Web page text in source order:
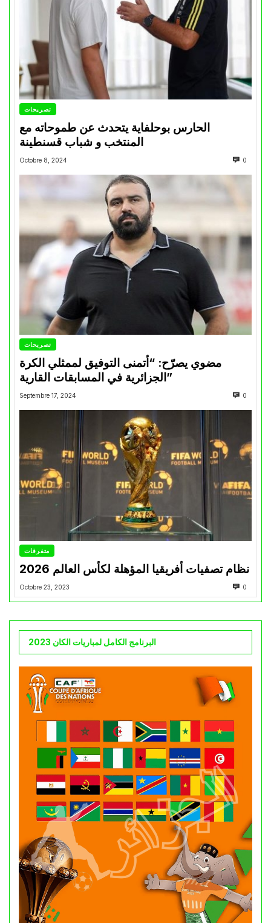
تصريحات
الحارس بوحلفاية يتحدث عن طموحاته مع
المنتخب و شباب قسنطينة
Octobre 8, 2024 0
تصريحات
مضوي يصرّح: “أتمنى التوفيق لممثلي الكرة
الجزائرية في المسابقات القارية”
Septembre 17, 2024 0
متفرقات
نظام تصفيات أفريقيا المؤهلة لكأس العالم 2026
Octobre 23, 2023 0
البرنامج الكامل لمباريات الكان 2023